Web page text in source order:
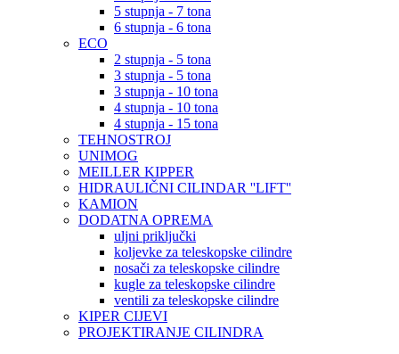
5 stupnja - 7 tona
6 stupnja - 6 tona
ECO
2 stupnja - 5 tona
3 stupnja - 5 tona
3 stupnja - 10 tona
4 stupnja - 10 tona
4 stupnja - 15 tona
TEHNOSTROJ
UNIMOG
MEILLER KIPPER
HIDRAULIČNI CILINDAR ''LIFT''
KAMION
DODATNA OPREMA
uljni priključki
koljevke za teleskopske cilindre
nosači za teleskopske cilindre
kugle za teleskopske cilindre
ventili za teleskopske cilindre
KIPER CIJEVI
PROJEKTIRANJE CILINDRA